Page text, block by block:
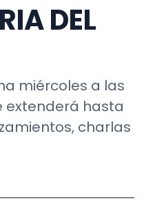
DEL
miércoles a las
extenderá hasta
charlas